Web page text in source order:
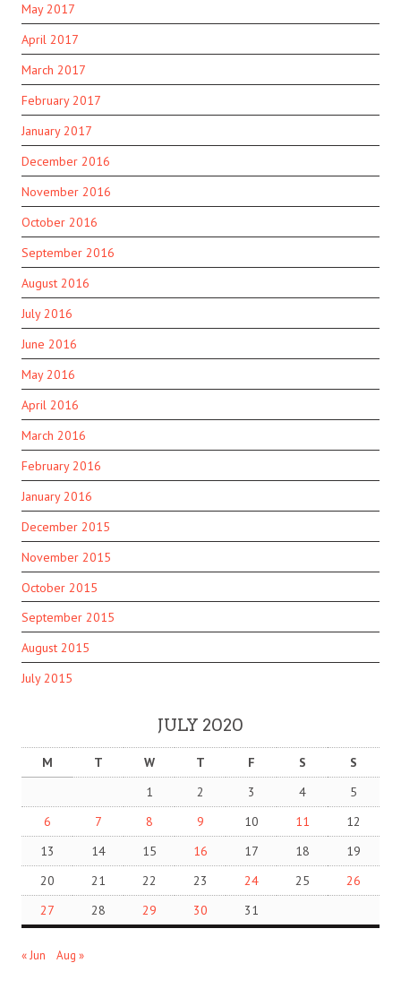
May 2017
April 2017
March 2017
February 2017
January 2017
December 2016
November 2016
October 2016
September 2016
August 2016
July 2016
June 2016
May 2016
April 2016
March 2016
February 2016
January 2016
December 2015
November 2015
October 2015
September 2015
August 2015
July 2015
JULY 2020
M T W T F S
S
1
2 3 4
5
6
7 8 9 10 11
12
13
14 15 16 17 18
19
20
21 22 23 24 25
26
27
28 29 30 31
« Jun Aug »